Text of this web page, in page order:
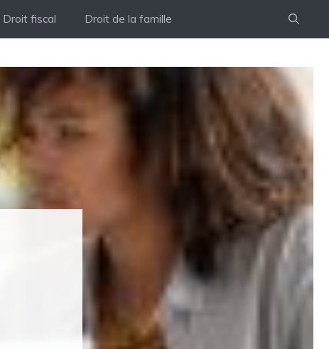
Droit fiscal Droit de la famille